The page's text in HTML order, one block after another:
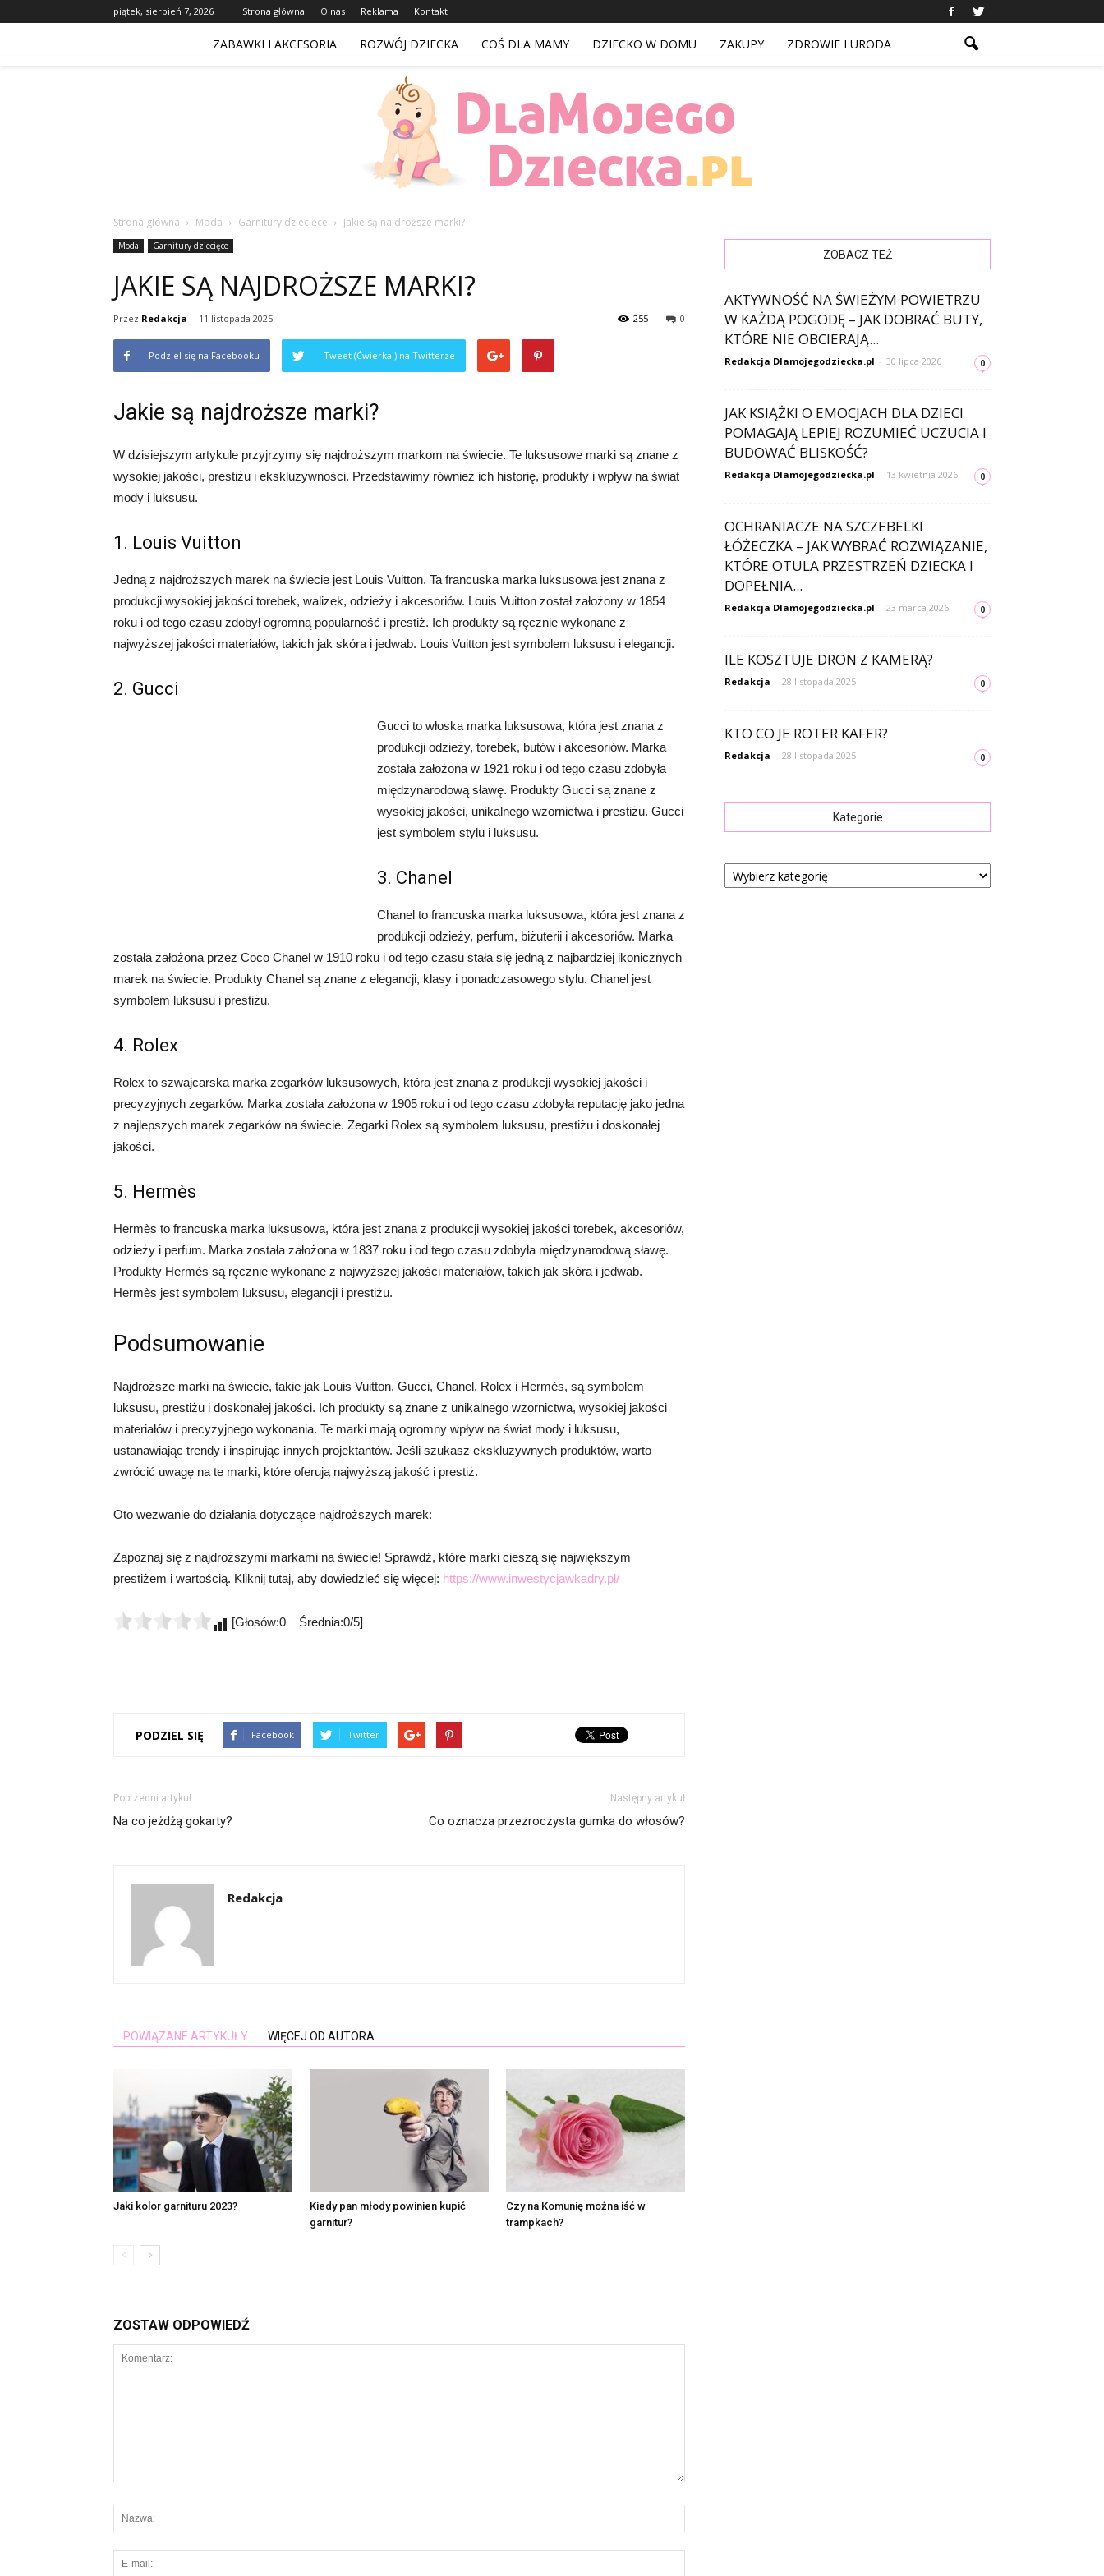
piątek, sierpień 7, 2026 Strona główna O nas Reklama Kontakt
ZABAWKI I AKCESORIA ROZWÓJ DZIECKA COŚ DLA MAMY DZIECKO W DOMU ZAKUPY ZDROWIE I URODA
Strona główna Moda Garnitury dziecięce Jakie są najdroższe marki?
Moda Garnitury dziecięce
JAKIE SĄ NAJDROŻSZE MARKI?
Przez Redakcja - 11 listopada 2025 0
255
Podziel się na Facebooku Tweet (Ćwierkaj) na Twitterze
Jakie są najdroższe marki?
W dzisiejszym artykule przyjrzymy się najdroższym markom na świecie. Te luksusowe marki są znane z
wysokiej jakości, prestiżu i ekskluzywności. Przedstawimy również ich historię, produkty i wpływ na świat
mody i luksusu.
1. Louis Vuitton
Jedną z najdroższych marek na świecie jest Louis Vuitton. Ta francuska marka luksusowa jest znana z
produkcji wysokiej jakości torebek, walizek, odzieży i akcesoriów. Louis Vuitton został założony w 1854
roku i od tego czasu zdobył ogromną popularność i prestiż. Ich produkty są ręcznie wykonane z
najwyższej jakości materiałów, takich jak skóra i jedwab. Louis Vuitton jest symbolem luksusu i elegancji.
2. Gucci
Gucci to włoska marka luksusowa, która jest znana z
produkcji odzieży, torebek, butów i akcesoriów. Marka
została założona w 1921 roku i od tego czasu zdobyła
międzynarodową sławę. Produkty Gucci są znane z
wysokiej jakości, unikalnego wzornictwa i prestiżu. Gucci
jest symbolem stylu i luksusu.
3. Chanel
Chanel to francuska marka luksusowa, która jest znana z
produkcji odzieży, perfum, biżuterii i akcesoriów. Marka
została założona przez Coco Chanel w 1910 roku i od tego czasu stała się jedną z najbardziej ikonicznych
marek na świecie. Produkty Chanel są znane z elegancji, klasy i ponadczasowego stylu. Chanel jest
symbolem luksusu i prestiżu.
4. Rolex
Rolex to szwajcarska marka zegarków luksusowych, która jest znana z produkcji wysokiej jakości i
precyzyjnych zegarków. Marka została założona w 1905 roku i od tego czasu zdobyła reputację jako jedna
z najlepszych marek zegarków na świecie. Zegarki Rolex są symbolem luksusu, prestiżu i doskonałej
jakości.
5. Hermès
Hermès to francuska marka luksusowa, która jest znana z produkcji wysokiej jakości torebek, akcesoriów,
odzieży i perfum. Marka została założona w 1837 roku i od tego czasu zdobyła międzynarodową sławę.
Produkty Hermès są ręcznie wykonane z najwyższej jakości materiałów, takich jak skóra i jedwab.
Hermès jest symbolem luksusu, elegancji i prestiżu.
Podsumowanie
Najdroższe marki na świecie, takie jak Louis Vuitton, Gucci, Chanel, Rolex i Hermès, są symbolem
luksusu, prestiżu i doskonałej jakości. Ich produkty są znane z unikalnego wzornictwa, wysokiej jakości
materiałów i precyzyjnego wykonania. Te marki mają ogromny wpływ na świat mody i luksusu,
ustanawiając trendy i inspirując innych projektantów. Jeśli szukasz ekskluzywnych produktów, warto
zwrócić uwagę na te marki, które oferują najwyższą jakość i prestiż.
Oto wezwanie do działania dotyczące najdroższych marek:
Zapoznaj się z najdroższymi markami na świecie! Sprawdź, które marki cieszą się największym
prestiżem i wartością. Kliknij tutaj, aby dowiedzieć się więcej: https://www.inwestycjawkadry.pl/
[Głosów:0 Średnia:0/5]
PODZIEL SIĘ Facebook Twitter
Poprzedni artykuł
Na co jeżdżą gokarty?
Następny artykuł
Co oznacza przezroczysta gumka do włosów?
Redakcja
POWIĄZANE ARTYKUŁY WIĘCEJ OD AUTORA
Jaki kolor garnituru 2023?
Kiedy pan młody powinien kupić
garnitur?
Czy na Komunię można iść w
trampkach?
ZOSTAW ODPOWIEDŹ
ZOBACZ TEŻ
AKTYWNOŚĆ NA ŚWIEŻYM POWIETRZU
W KAŻDĄ POGODĘ – JAK DOBRAĆ BUTY,
KTÓRE NIE OBCIERAJĄ...
Redakcja Dlamojegodziecka.pl - 30 lipca 2026 0
JAK KSIĄŻKI O EMOCJACH DLA DZIECI
POMAGAJĄ LEPIEJ ROZUMIEĆ UCZUCIA I
BUDOWAĆ BLISKOŚĆ?
Redakcja Dlamojegodziecka.pl - 13 kwietnia 2026 0
OCHRANIACZE NA SZCZEBELKI
ŁÓŻECZKA – JAK WYBRAĆ ROZWIĄZANIE,
KTÓRE OTULA PRZESTRZEŃ DZIECKA I
DOPEŁNIA...
Redakcja Dlamojegodziecka.pl - 23 marca 2026 0
ILE KOSZTUJE DRON Z KAMERĄ?
Redakcja - 28 listopada 2025 0
KTO CO JE ROTER KAFER?
Redakcja - 28 listopada 2025 0
Kategorie
Kategorie